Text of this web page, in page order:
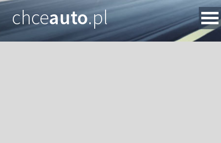
chceauto.pl